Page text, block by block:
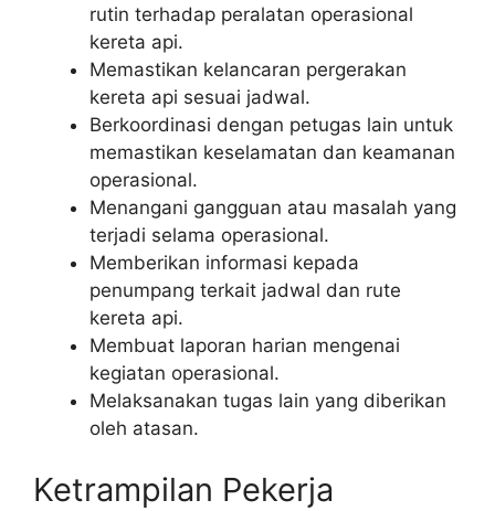
rutin terhadap peralatan operasional
kereta api.
Memastikan kelancaran pergerakan
kereta api sesuai jadwal.
Berkoordinasi dengan petugas lain untuk
memastikan keselamatan dan keamanan
operasional.
Menangani gangguan atau masalah yang
terjadi selama operasional.
Memberikan informasi kepada
penumpang terkait jadwal dan rute
kereta api.
Membuat laporan harian mengenai
kegiatan operasional.
Melaksanakan tugas lain yang diberikan
oleh atasan.
Ketrampilan Pekerja